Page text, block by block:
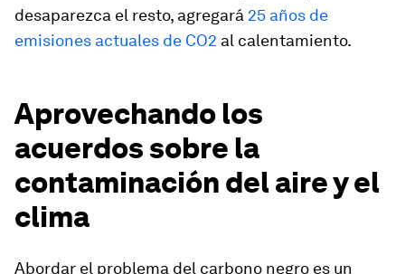
desaparezca el resto, agregará 25 años de
emisiones actuales de CO2 al calentamiento.
Aprovechando los
acuerdos sobre la
contaminación del aire y el
clima
Abordar el problema del carbono negro es un